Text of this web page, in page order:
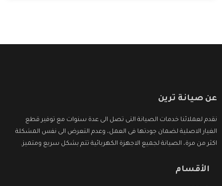
عن صيانة ترين
نقدم لعملائنا خدمات الصيانة التى تصل الى عدة سنوات مع توفير قطع
الغيار الاصلية لضمان جودتها فى العمل، وعدم التعرض الى نفس المشكلة
اكثر من مرة، الصيانة لجميع الاجهزة الكهربائية تتم بشكل سريع ومتميز.
الأقسام